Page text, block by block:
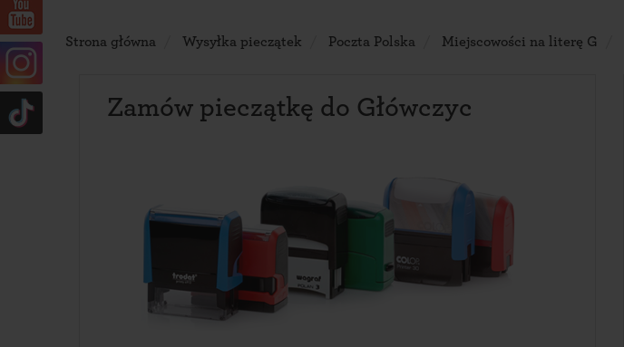
Strona główna Wysyłka pieczątek Poczta Polska Miejscowości na literę G
Zamów pieczątkę do Główczyc